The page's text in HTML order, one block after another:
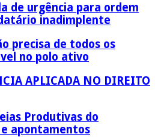
de urgência para ordem
inadimplente
precisa de todos os
no polo ativo
APLICADA NO DIREITO
Produtivas do
apontamentos